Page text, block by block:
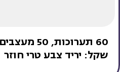
שקל: יריד צבע טרי חוזר